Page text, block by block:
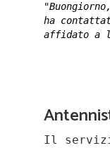
ha
affidato a
Il